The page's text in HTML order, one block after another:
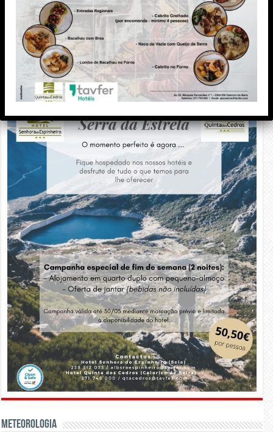
PUBLICIDADE
Meteorologia